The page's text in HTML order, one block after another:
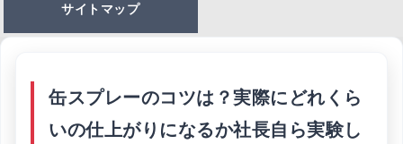
サイトマップ
缶スプレーのコツは？実際にどれくら
いの仕上がりになるか社長自ら実験し